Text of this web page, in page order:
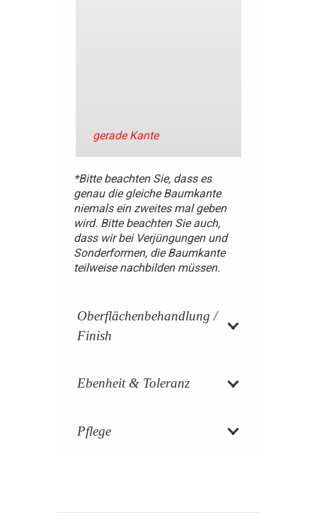
gerade Kante
*Bitte beachten Sie, dass es
genau die gleiche Baumkante
niemals ein zweites mal geben
wird. Bitte beachten Sie auch,
dass wir bei Verjüngungen und
Sonderformen, die Baumkante
teilweise nachbilden müssen.
Oberflächenbehandlung /
Finish
Ebenheit & Toleranz
Pflege